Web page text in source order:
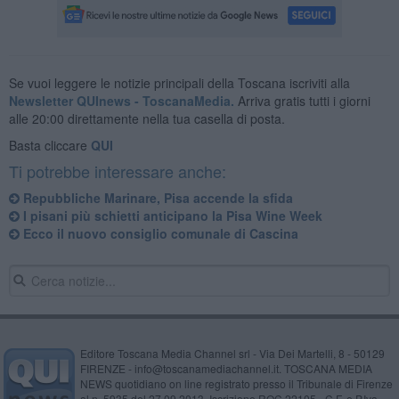
Se vuoi leggere le notizie principali della Toscana iscriviti alla
Newsletter QUInews - ToscanaMedia. Arriva gratis tutti i giorni
alle 20:00 direttamente nella tua casella di posta.
Basta cliccare QUI
Ti potrebbe interessare anche:
Repubbliche Marinare, Pisa accende la sfida
I pisani più schietti anticipano la Pisa Wine Week
Ecco il nuovo consiglio comunale di Cascina
Editore Toscana Media Channel srl - Via Dei Martelli, 8 - 50129
FIRENZE - info@toscanamediachannel.it. TOSCANA MEDIA
NEWS quotidiano on line registrato presso il Tribunale di Firenze